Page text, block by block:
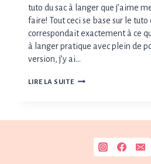
tuto du sac à langer que j’aime
faire! Tout ceci se base sur le
correspondait exactement à ce
à langer pratique avec plein de
version, j’y ai…
LIRE LA SUITECOMPLÉMENT
SAC
LANGER
MÈRES